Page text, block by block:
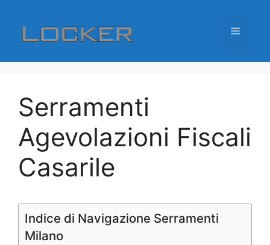
contenuto
Menu
Serramenti
Agevolazioni Fiscali
Casarile
Indice di Navigazione Serramenti
Milano